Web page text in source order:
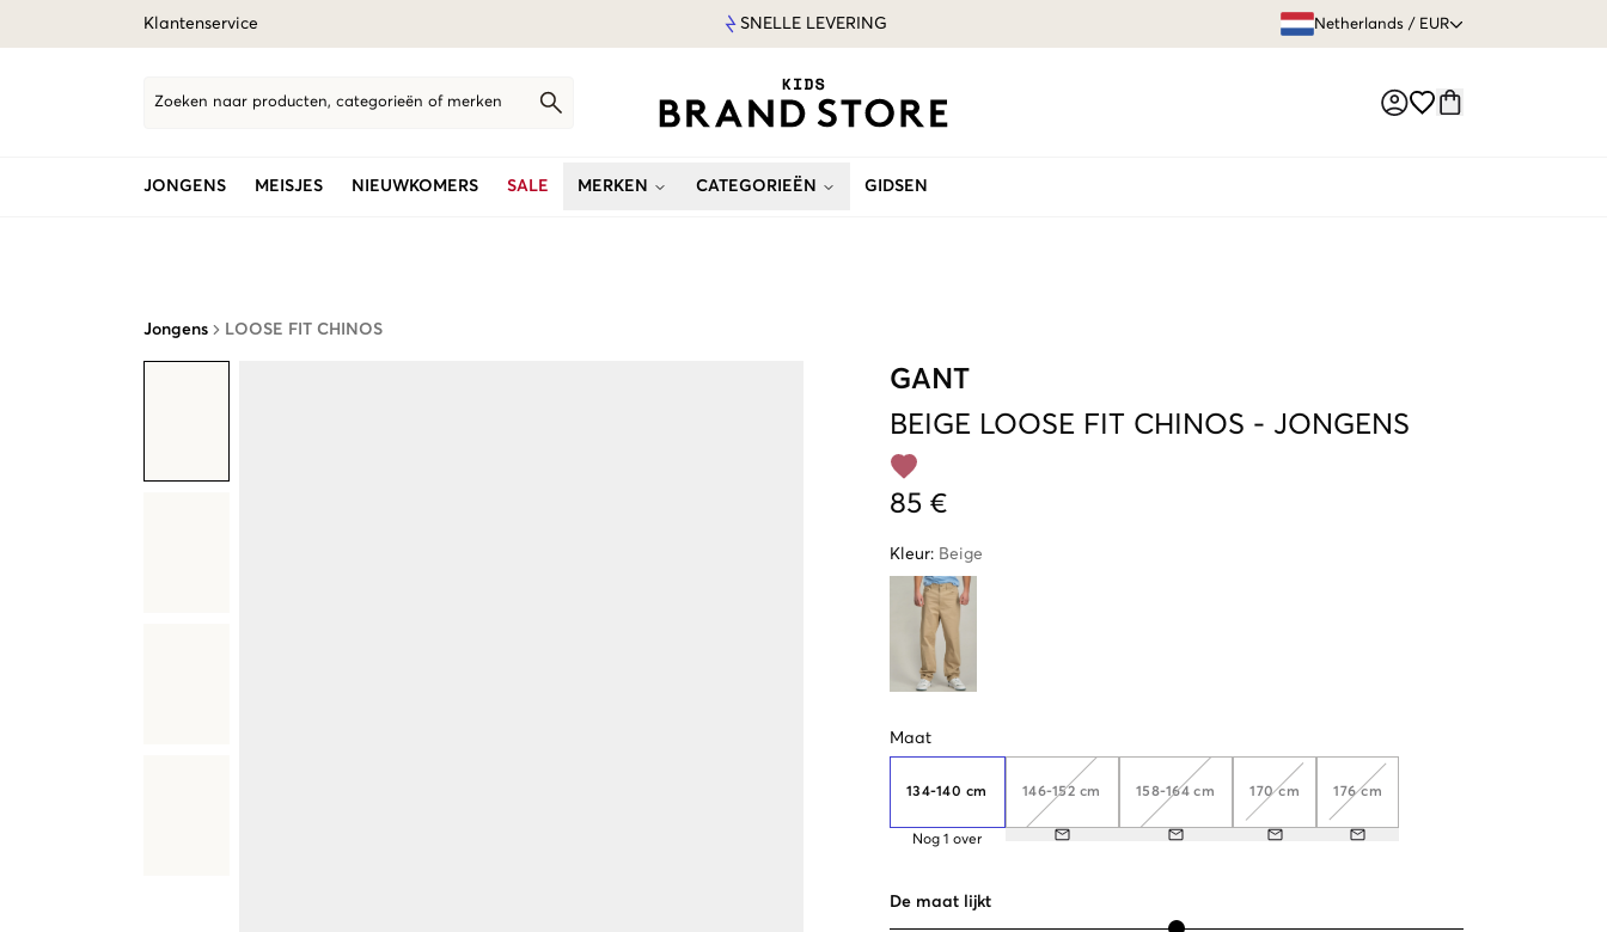
Klantenservice SNELLE LEVERING Netherlands / EUR
Zoeken naar producten, categorieën of merken
JONGENS MEISJES NIEUWKOMERS SALE MERKEN CATEGORIEËN GIDSEN
Jongens LOOSE FIT CHINOS
GANT
BEIGE LOOSE FIT CHINOS - JONGENS
85 €
Kleur: Beige
Maat
134-140 cm
Nog 1 over
146-152 cm 158-164 cm 170 cm 176 cm
De maat lijkt